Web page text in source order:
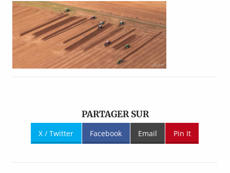
PARTAGER SUR
X / Twitter Facebook Email Pin It